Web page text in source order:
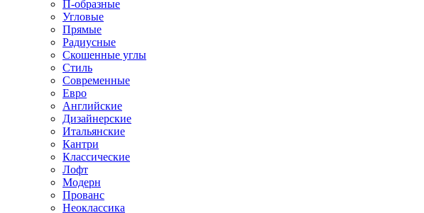
П-образные
Угловые
Прямые
Радиусные
Скошенные углы
Стиль
Современные
Евро
Английские
Дизайнерские
Итальянские
Кантри
Классические
Лофт
Модерн
Прованс
Неоклассика